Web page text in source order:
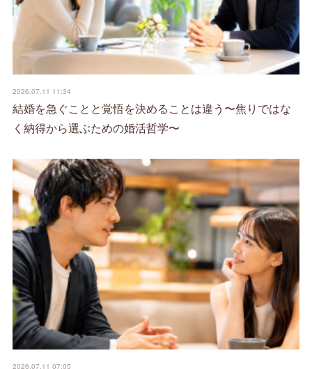
2026.07.11 11:34
結婚を急ぐことと覚悟を決めることは違う〜焦りではな
く納得から選ぶための婚活哲学〜
2026.07.11 07:05